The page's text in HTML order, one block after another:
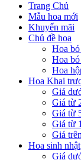
Trang Chủ
Mẫu hoa mới
Khuyến mãi
Chủ đề hoa
Hoa
Hoa bó
Hoa
Hoa Khai
Giá
Giá từ
Giá từ
Giá từ
Giá
Hoa sinh nhật
Giá